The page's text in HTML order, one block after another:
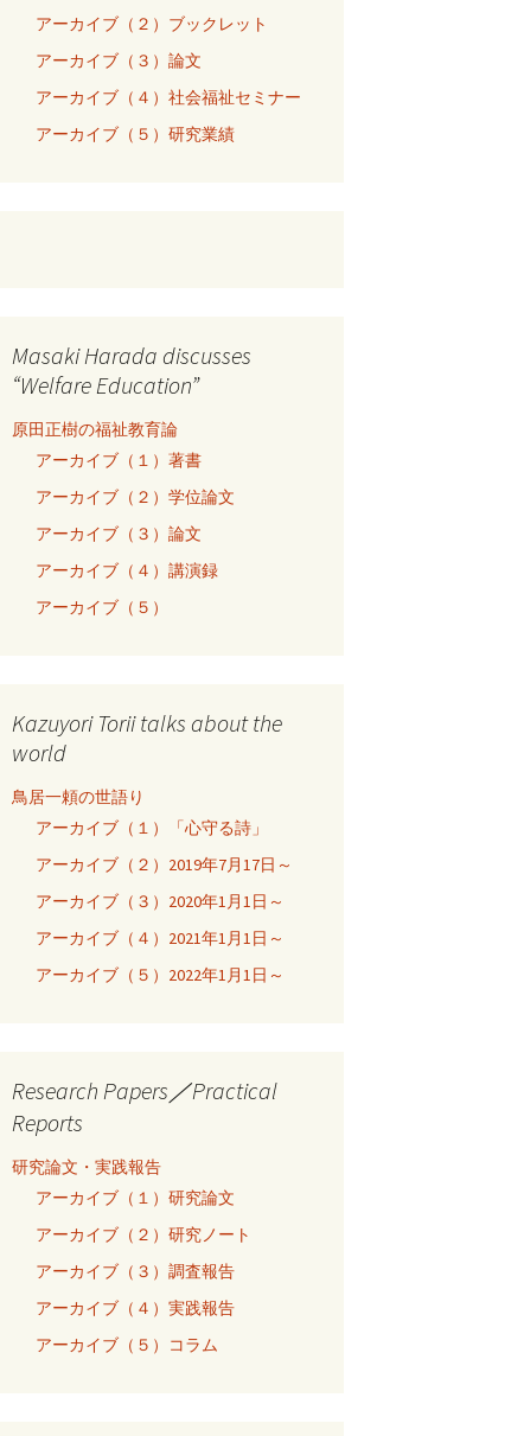
アーカイブ（２）ブックレット
アーカイブ（３）論文
アーカイブ（４）社会福祉セミナー
アーカイブ（５）研究業績
Masaki Harada discusses
“Welfare Education”
原田正樹の福祉教育論
アーカイブ（１）著書
アーカイブ（２）学位論文
アーカイブ（３）論文
アーカイブ（４）講演録
アーカイブ（５）
Kazuyori Torii talks about the
world
鳥居一頼の世語り
アーカイブ（１）「心守る詩」
アーカイブ（２）2019年7月17日～
アーカイブ（３）2020年1月1日～
アーカイブ（４）2021年1月1日～
アーカイブ（５）2022年1月1日～
Research Papers／Practical
Reports
研究論文・実践報告
アーカイブ（１）研究論文
アーカイブ（２）研究ノート
アーカイブ（３）調査報告
アーカイブ（４）実践報告
アーカイブ（５）コラム